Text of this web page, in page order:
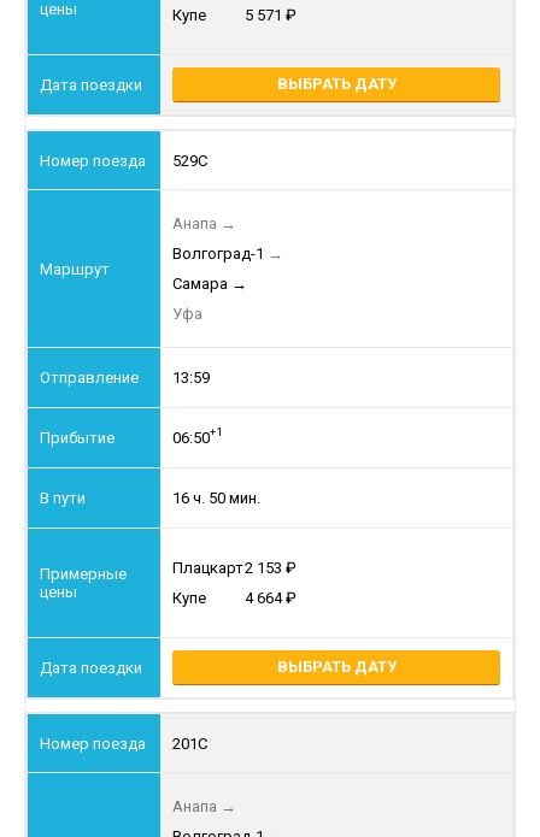
Купе 5 571
ВЫБРАТЬ ДАТУ
529С
Анапа →
Волгоград-1 →
Самара →
Уфа
13:59
06:50+1
16 ч. 50 мин.
Плацкарт2 153
Купе
4 664
ВЫБРАТЬ ДАТУ
201С
Анапа →